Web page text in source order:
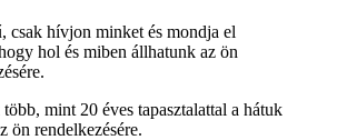
csak hívjon minket és mondja el
hol és miben állhatunk az ön
mint 20 éves tapasztalattal a hátuk
ön rendelkezésére.